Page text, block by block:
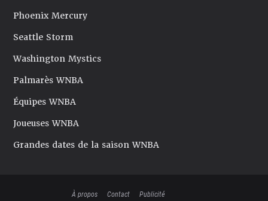
Phoenix Mercury
Seattle Storm
Washington Mystics
Palmarès WNBA
Équipes WNBA
Joueuses WNBA
Grandes dates de la saison WNBA
À propos Contact Publicité